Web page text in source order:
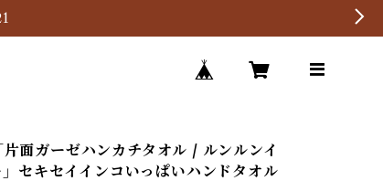
片面ガーゼハンカチタオル / ルンルンイ
セキセイインコいっぱいハンドタオル